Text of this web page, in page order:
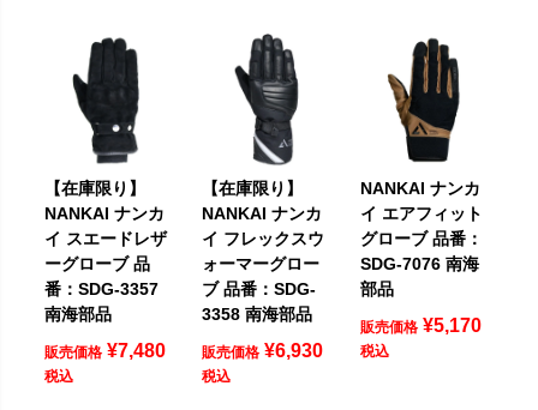
【在庫限り】
NANKAI ナンカ
イ スエードレザ
ーグローブ 品
番：SDG-3357
南海部品
販売価格 ¥7,480
税込
【在庫限り】
NANKAI ナンカ
イ フレックスウ
ォーマーグロー
ブ 品番：SDG-
3358 南海部品
販売価格 ¥6,930
税込
NANKAI ナンカ
イ エアフィット
グローブ 品番：
SDG-7076 南海
部品
販売価格 ¥5,170
税込